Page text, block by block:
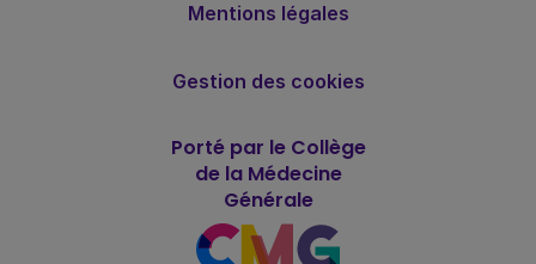
Mentions légales
Gestion des cookies
Porté par le Collège
de la Médecine
Générale